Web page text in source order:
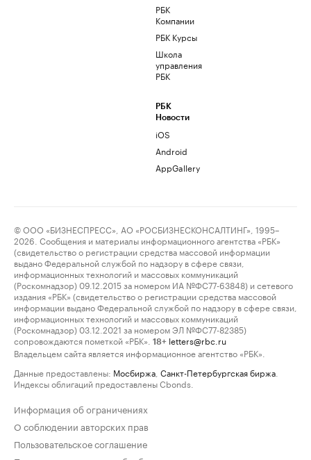
РБК
Компании
РБК Курсы
Школа
управления
РБК
РБК
Новости
iOS
Android
AppGallery
© ООО «БИЗНЕСПРЕСС», АО «РОСБИЗНЕСКОНСАЛТИНГ», 1995–
2026. Сообщения и материалы информационного агентства «РБК»
(свидетельство о регистрации средства массовой информации
выдано Федеральной службой по надзору в сфере связи,
информационных технологий и массовых коммуникаций
(Роскомнадзор) 09.12.2015 за номером ИА №ФС77-63848) и сетевого
издания «РБК» (свидетельство о регистрации средства массовой
информации выдано Федеральной службой по надзору в сфере связи,
информационных технологий и массовых коммуникаций
(Роскомнадзор) 03.12.2021 за номером ЭЛ №ФС77-82385)
сопровождаются пометкой «РБК».
18+ letters@rbc.ru
Владельцем сайта является информационное агентство «РБК».
Данные предоставлены: Мосбиржа Санкт-Петербургская биржа
Индексы облигаций предоставлены Cbonds.
Информация об ограничениях
О соблюдении авторских прав
Пользовательское соглашение